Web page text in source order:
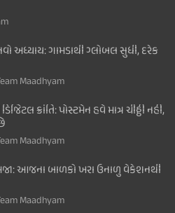
અધ્યાય: ગામડાથી ગ્લોબલ સુધી, દરેક
Maadhyam
ક્રાંતિ: પોસ્ટમેન હવે માત્ર ચીઠ્ઠી નહીં,
Maadhyam
આજના બાળકો ખરા ઉનાળુ વેકેશનથી
Maadhyam